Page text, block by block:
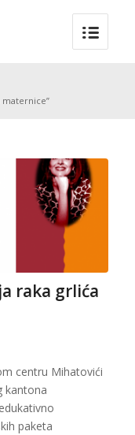
maternice”
raka grlića
centru Mihatovići
kantona
paketa